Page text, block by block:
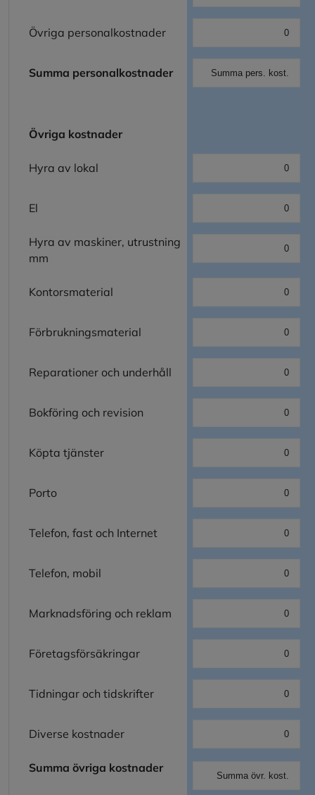
Övriga personalkostnader
Summa personalkostnader
Övriga kostnader
Hyra av lokal
El
Hyra av maskiner, utrustning
mm
Kontorsmaterial
Förbrukningsmaterial
Reparationer och underhåll
Bokföring och revision
Köpta tjänster
Porto
Telefon, fast och Internet
Telefon, mobil
Marknadsföring och reklam
Företagsförsäkringar
Tidningar och tidskrifter
Diverse kostnader
Summa övriga kostnader